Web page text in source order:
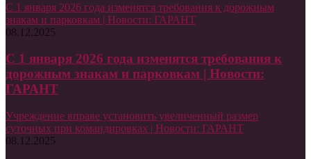
С 1 января 2026 года изменятся требования к дорожным
знакам и парковкам | Новости: ГАРАНТ
08.12.2025
С 1 января 2026 года изменятся требования к
дорожным знакам и парковкам | Новости:
ГАРАНТ
Учреждение вправе установить увеличенный размер
суточных при командировках | Новости: ГАРАНТ
08.12.2025